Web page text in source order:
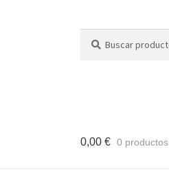
por:
0,00 € 0 productos